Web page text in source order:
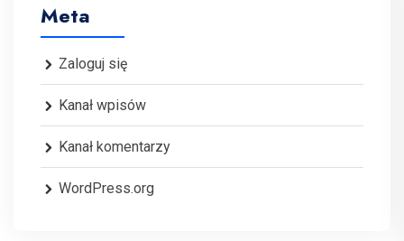
Meta
Zaloguj się
Kanał wpisów
Kanał komentarzy
WordPress.org